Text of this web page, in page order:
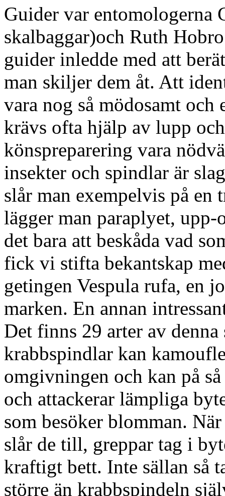
Guider var entomologerna
skalbaggar)och Ruth
guider inledde med att
man skiljer dem åt. Att
vara nog så mödosamt och
krävs ofta hjälp av lupp
könspreparering vara
insekter och spindlar är
slår man exempelvis på en
lägger man paraplyet, upp-
det bara att beskåda vad
fick vi stifta bekantskap
getingen Vespula rufa, en
marken. En annan
Det finns 29 arter av
krabbspindlar kan
omgivningen och kan på
och attackerar lämpliga
som besöker blomman.
slår de till, greppar tag i
kraftigt bett. Inte sällan så
större än krabbspindeln